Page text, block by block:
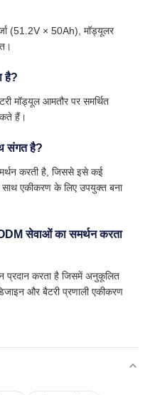
(51.2V × 50Ah), मॉड्यूलर
है?
मॉड्यूल आमतौर पर समर्थित
हैं।
संगत है?
करती है, जिससे इसे कई
साथ एकीकरण के लिए उपयुक्त बना
सेवाओं का समर्थन करता
प्रदान करता है जिसमें अनुकूलित
और बैटरी प्रणाली एकीकरण